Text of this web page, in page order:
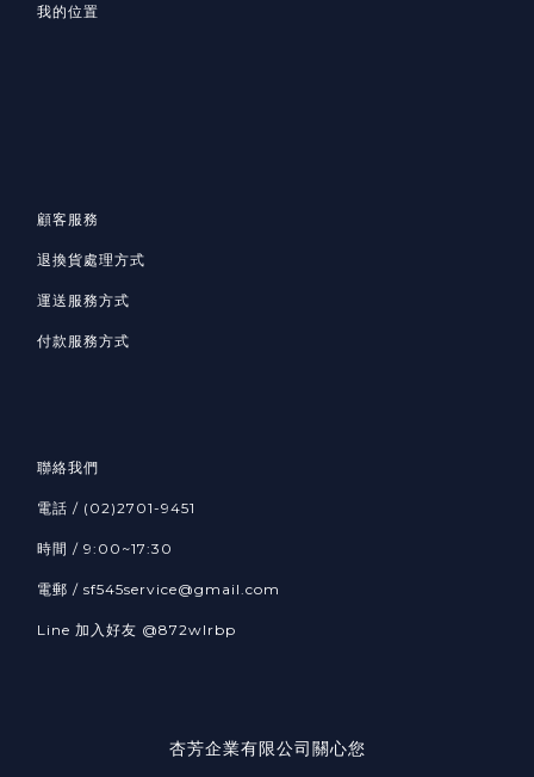
我的位置
顧客服務
退換貨處理方式
運送服務方式
付款服務方式
聯絡我們
電話 / (02)2701-9451
時間 / 9:00~17:30
電郵 / sf545service@gmail.com
Line 加入好友 @872wlrbp
杏芳企業有限公司關心您